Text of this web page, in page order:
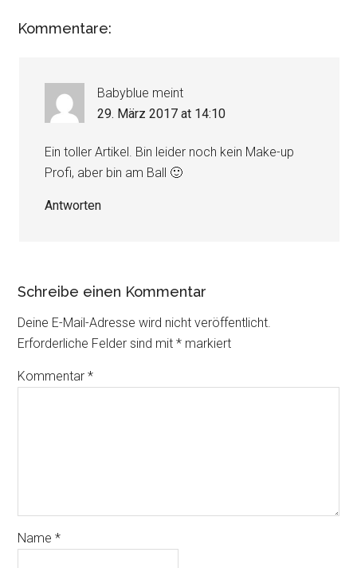
Kommentare:
Babyblue meint
29. März 2017 at 14:10
Ein toller Artikel. Bin leider noch kein Make-up
Profi, aber bin am Ball 🙂
Antworten
Schreibe einen Kommentar
Deine E-Mail-Adresse wird nicht veröffentlicht.
Erforderliche Felder sind mit* markiert
Kommentar*
Name*